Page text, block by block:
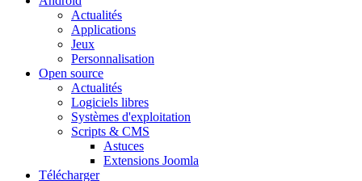
Actualités
Applications
Jeux
Personnalisation
Open source
Actualités
Logiciels libres
Systèmes d'exploitation
Scripts & CMS
Astuces
Extensions Joomla
Télécharger